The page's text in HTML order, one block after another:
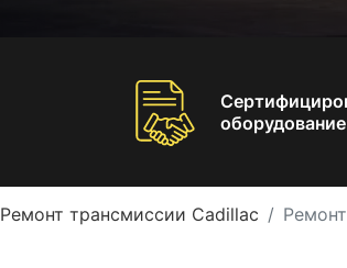
оборудование
Ремонт трансмиссии Cadillac